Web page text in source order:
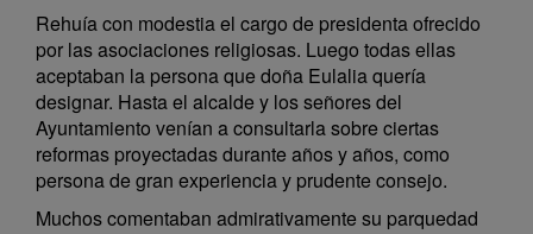
Rehuía con modestia el cargo de presidenta ofrecido
por las asociaciones religiosas. Luego todas ellas
aceptaban la persona que doña Eulalia quería
designar. Hasta el alcalde y los señores del
Ayuntamiento venían a consultarla sobre ciertas
reformas proyectadas durante años y años, como
persona de gran experiencia y prudente consejo.
Muchos comentaban admirativamente su parquedad